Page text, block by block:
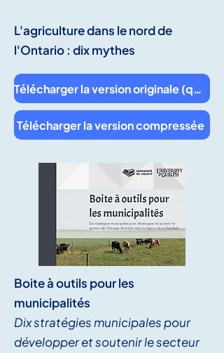
L'agriculture dans le nord de
l'Ontario : dix mythes
Télécharger la version originale (qualité supérieure)
Télécharger la version compressée
Boite à outils pour les
municipalités
Dix stratégies municipales pour
développer et soutenir le secteur